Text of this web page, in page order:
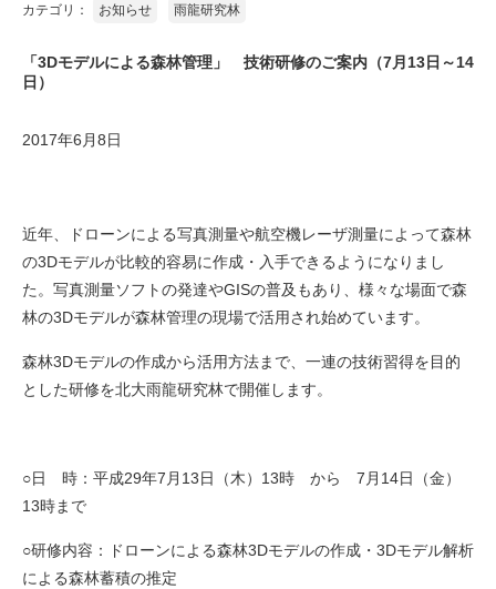
カテゴリ： お知らせ 雨龍研究林
「3Dモデルによる森林管理」 技術研修のご案内（7月13日～14
日）
2017年6月8日
近年、ドローンによる写真測量や航空機レーザ測量によって森林
の3Dモデルが比較的容易に作成・入手できるようになりまし
た。写真測量ソフトの発達やGISの普及もあり、様々な場面で森
林の3Dモデルが森林管理の現場で活用され始めています。
森林3Dモデルの作成から活用方法まで、一連の技術習得を目的
とした研修を北大雨龍研究林で開催します。
○日 時：平成29年7月13日（木）13時 から 7月14日（金）
13時まで
○研修内容：ドローンによる森林3Dモデルの作成・3Dモデル解析
による森林蓄積の推定